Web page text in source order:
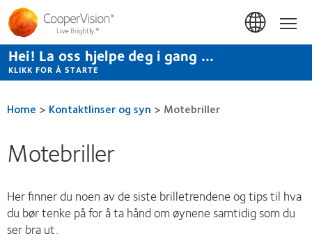
Hopp
hovedinnhold
Hei! La oss hjelpe deg i gang ...
KLIKK FOR Å STARTE
Home > Kontaktlinser og syn > Motebriller
Motebriller
Her finner du noen av de siste brilletrendene og tips til hva
du bør tenke på for å ta hånd om øynene samtidig som du
ser bra ut.